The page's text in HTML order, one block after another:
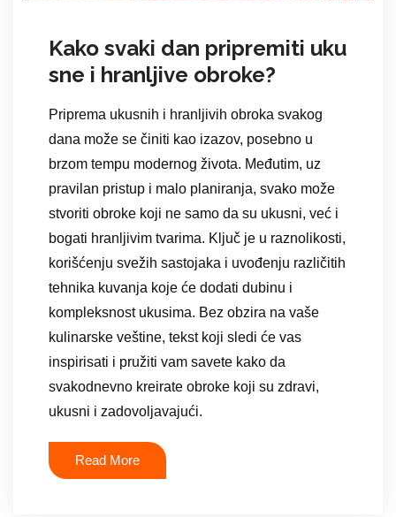
Kako svaki dan pripremiti uku
sne i hranljive obroke?
Priprema ukusnih i hranljivih obroka svakog
dana može se činiti kao izazov, posebno u
brzom tempu modernog života. Međutim, uz
pravilan pristup i malo planiranja, svako može
stvoriti obroke koji ne samo da su ukusni, već i
bogati hranljivim tvarima. Ključ je u raznolikosti,
korišćenju svežih sastojaka i uvođenju različitih
tehnika kuvanja koje će dodati dubinu i
kompleksnost ukusima. Bez obzira na vaše
kulinarske veštine, tekst koji sledi će vas
inspirisati i pružiti vam savete kako da
svakodnevno kreirate obroke koji su zdravi,
ukusni i zadovoljavajući.
Read More